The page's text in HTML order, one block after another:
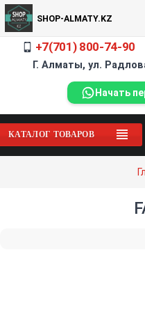
SHOP-ALMATY.KZ
+7(701) 800-74-90
Г. Алматы, ул.
Начать
КАТАЛОГ ТОВАРОВ